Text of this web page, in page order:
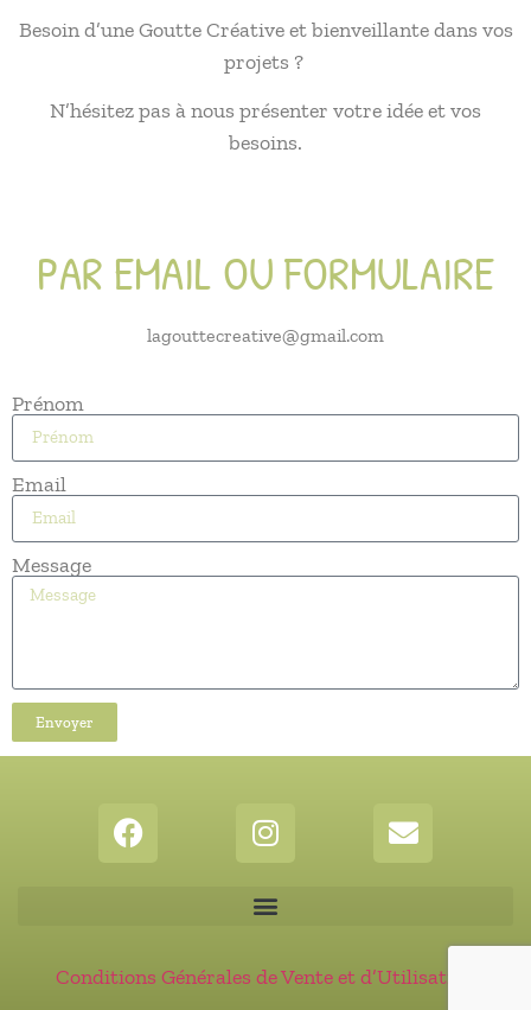
Besoin d’une Goutte Créative et bienveillante dans vos
projets ?
N’hésitez pas à nous présenter votre idée et vos
besoins.
PAR EMAIL OU FORMULAIRE
lagouttecreative@gmail.com
Prénom
Email
Message
Envoyer
Conditions Générales de Vente et d’Utilisation